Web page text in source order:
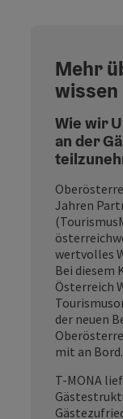
Mehr
wissen
Wie wir
an der
Jahren
wertvolles
Bei diesem
Österreich
der neuen
mit an Bord.
T-MONA